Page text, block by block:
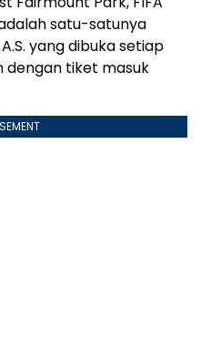
satu-satunya
yang dibuka setiap
dengan tiket masuk